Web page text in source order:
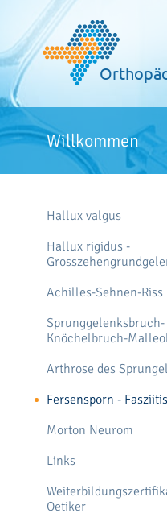
springen
Willkommen
Hallux valgus
Hallux rigidus -
Achilles-Sehnen-Riss
Sprunggelenksbruch-
Knöchelbruch-
Arthrose des
Fersensporn -
Morton Neurom
Links
Oetiker